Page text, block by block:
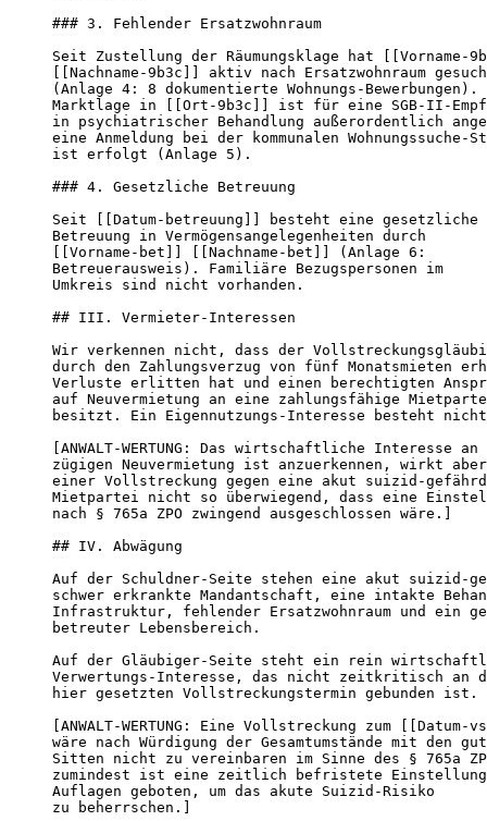
### 3. Fehlender Ersatzwohnraum
Seit Zustellung der Räumungsklage hat [[Vorname-
[[Nachname-9b3c]] aktiv nach Ersatzwohnraum
(Anlage 4: 8 dokumentierte Wohnungs-Bewerbungen).
Marktlage in [[Ort-9b3c]] ist für eine SGB-II-
in psychiatrischer Behandlung außerordentlich
eine Anmeldung bei der kommunalen Wohnungssuche-
ist erfolgt (Anlage 5).
### 4. Gesetzliche Betreuung
Seit [[Datum-betreuung]] besteht eine gesetzliche
Betreuung in Vermögensangelegenheiten durch
[[Vorname-bet]] [[Nachname-bet]] (Anlage 6:
Betreuerausweis). Familiäre Bezugspersonen im
Umkreis sind nicht vorhanden.
## III. Vermieter-Interessen
Wir verkennen nicht, dass der
durch den Zahlungsverzug von fünf Monatsmieten
Verluste erlitten hat und einen berechtigten
auf Neuvermietung an eine zahlungsfähige
besitzt. Ein Eigennutzungs-Interesse besteht
[ANWALT-WERTUNG: Das wirtschaftliche Interesse
zügigen Neuvermietung ist anzuerkennen, wirkt
einer Vollstreckung gegen eine akut suizid-
Mietpartei nicht so überwiegend, dass eine
nach § 765a ZPO zwingend ausgeschlossen wäre.]
## IV. Abwägung
Auf der Schuldner-Seite stehen eine akut suizid-
schwer erkrankte Mandantschaft, eine intakte
Infrastruktur, fehlender Ersatzwohnraum und ein
betreuter Lebensbereich.
Auf der Gläubiger-Seite steht ein rein
Verwertungs-Interesse, das nicht zeit­kritisch an
hier gesetzten Vollstreckungstermin gebunden ist.
[ANWALT-WERTUNG: Eine Vollstreckung zum [[Datum-
wäre nach Würdigung der Gesamtumstände mit den
Sitten nicht zu vereinbaren im Sinne des § 765a
zumindest ist eine zeitlich befristete
Auflagen geboten, um das akute Suizid-Risiko
zu beherrschen.]